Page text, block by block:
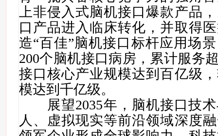
上非侵入式脑机接口爆款产品
口产品进入临床转化，并取得
造“百佳”脑机接口标杆应用场
200个脑机接口病房，累计服务
接口核心产业规模达到百亿级
模达到千亿级。
展望2035年，脑机接口技术
人、虚拟现实等前沿领域深度